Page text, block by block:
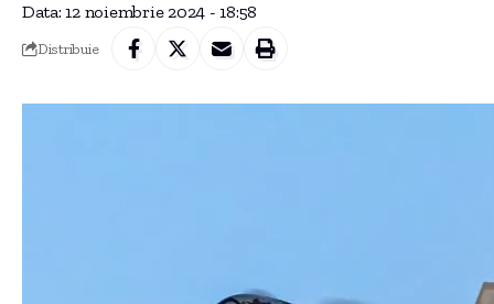
Data: 12 noiembrie 2024 - 18:58
Distribuie